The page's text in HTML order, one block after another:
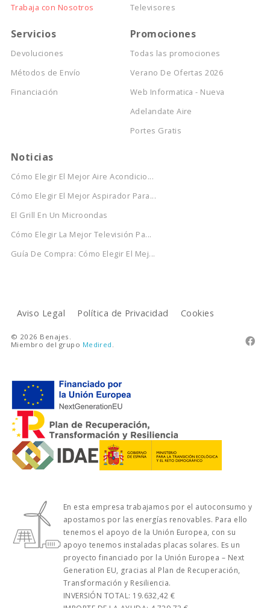
Trabaja con Nosotros
Televisores
Servicios
Devoluciones
Métodos de Envío
Financiación
Promociones
Todas las promociones
Verano De Ofertas 2026
Web Informatica - Nueva
Adelandate Aire
Portes Gratis
Noticias
Cómo Elegir El Mejor Aire Acondicio...
Cómo Elegir El Mejor Aspirador Para...
El Grill En Un Microondas
Cómo Elegir La Mejor Televisión Pa...
Guía De Compra: Cómo Elegir El Mej...
Aviso Legal Política de Privacidad Cookies

© 2026 Benajes.
Miembro del grupo Medired .
En esta empresa trabajamos por el autoconsumo y
apostamos por las energías renovables. Para ello
tenemos el apoyo de la Unión Europea, con su
apoyo tenemos instaladas placas solares. Es un
proyecto financiado por la Unión Europea – Next
Generation EU, gracias al Plan de Recuperación,
Transformación y Resiliencia.
INVERSIÓN TOTAL: 19.632,42 €